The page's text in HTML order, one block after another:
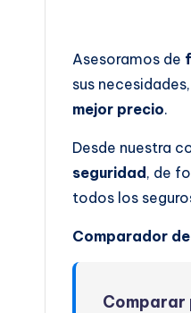
Asesoramos de
sus
mejor precio.
Desde nuestra
seguridad , de
todos los
Comparador
Comparar